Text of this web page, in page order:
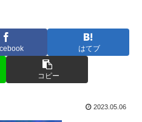
はてブ
コピー
2023.05.06